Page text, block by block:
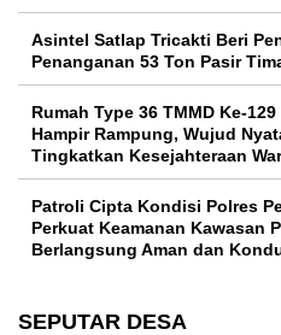
Asintel Satlap Tricakti Beri
Penanganan 53 Ton Pasir
Rumah Type 36 TMMD Ke-
Hampir Rampung, Wujud
Tingkatkan Kesejahteraan
Patroli Cipta Kondisi Polres
Perkuat Keamanan Kawasan
Berlangsung Aman dan
SEPUTAR DESA